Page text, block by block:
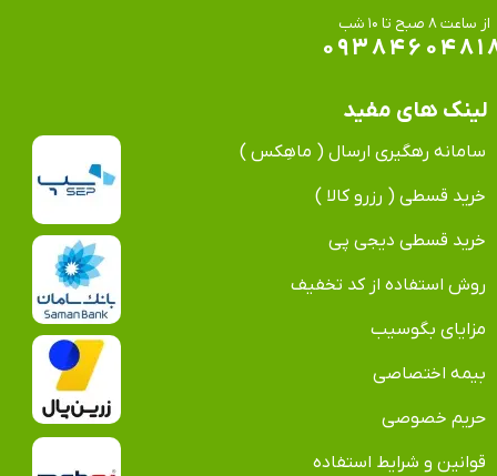
​​​​​​​از ساعت ۸ صبح تا ۱۰ شب
لینک های مفید
سامانه رهگیری ارسال ( ماهِکس )
خرید قسطی ( رزرو کالا )
خرید قسطی دیجی پی
روش استفاده از کد تخفیف
مزایای بگوسیب
بیمه اختصاصی
حریم خصوصی
قوانین و شرایط استفاده